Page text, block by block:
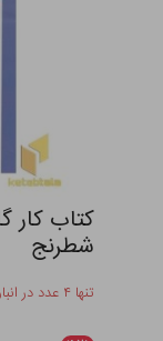
شطرنج
تنها ۴ عدد در انبار باقی مانده